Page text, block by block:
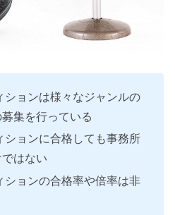
ョンは様々なジャンルの
集を行っている
ョンに合格しても事務所
はない
ョンの合格率や倍率は非